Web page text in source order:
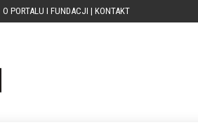
O PORTALU I FUNDACJI | KONTAKT